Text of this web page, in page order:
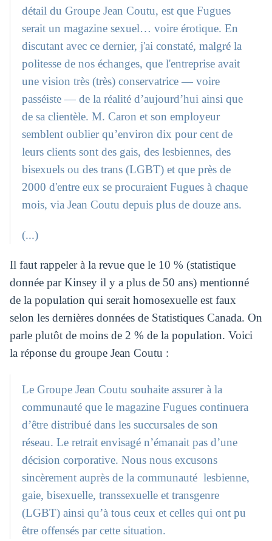
détail du Groupe Jean Coutu, est que Fugues
serait un magazine sexuel… voire érotique. En
discutant avec ce dernier, j'ai constaté, malgré la
politesse de nos échanges, que l'entreprise avait
une vision très (très) conservatrice — voire
passéiste — de la réalité d’aujourd’hui ainsi que
de sa clientèle. M. Caron et son employeur
semblent oublier qu’environ dix pour cent de
leurs clients sont des gais, des lesbiennes, des
bisexuels ou des trans (LGBT) et que près de
2000 d'entre eux se procuraient Fugues à chaque
mois, via Jean Coutu depuis plus de douze ans.
(...)
Il faut rappeler à la revue que le 10 % (statistique
donnée par Kinsey il y a plus de 50 ans) mentionné
de la population qui serait homosexuelle est faux
selon les dernières données de Statistiques Canada. On
parle plutôt de moins de 2 % de la population. Voici
la réponse du groupe Jean Coutu :
Le Groupe Jean Coutu souhaite assurer à la
communauté que le magazine Fugues continuera
d’être distribué dans les succursales de son
réseau. Le retrait envisagé n’émanait pas d’une
décision corporative. Nous nous excusons
sincèrement auprès de la communauté lesbienne,
gaie, bisexuelle, transsexuelle et transgenre
(LGBT) ainsi qu’à tous ceux et celles qui ont pu
être offensés par cette situation.